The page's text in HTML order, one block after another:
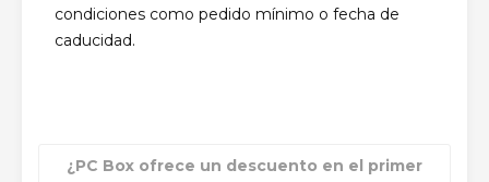
condiciones como pedido mínimo o fecha de
caducidad.
¿PC Box ofrece un descuento en el primer